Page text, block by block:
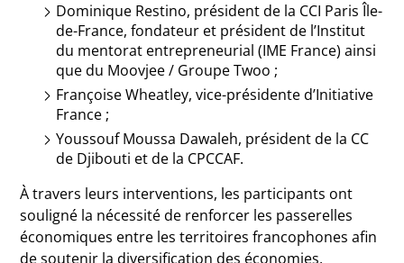
Dominique Restino, président de la CCI Paris Île-
de-France, fondateur et président de l’Institut
du mentorat entrepreneurial (IME France) ainsi
que du Moovjee / Groupe Twoo ;
Françoise Wheatley, vice-présidente d’Initiative
France ;
Youssouf Moussa Dawaleh, président de la CC
de Djibouti et de la CPCCAF.
À travers leurs interventions, les participants ont
souligné la nécessité de renforcer les passerelles
économiques entre les territoires francophones afin
de soutenir la diversification des économies,